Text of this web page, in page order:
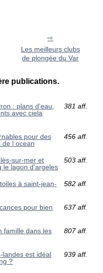
Les meilleurs clubs
de plongée du Var
publications.
: plans d'eau,
avec ciela
381 aff.
pour des
de l ocean
456 aff.
sur-mer et
le lagon d'argeles
503 aff.
à saint-jean-
582 aff.
pour bien
637 aff.
famille dans les
807 aff.
landes est idéal
?
939 aff.